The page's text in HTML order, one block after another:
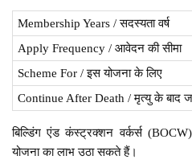
Membership Years / सदस्यता वर्ष
Apply Frequency / आवेदन की सीमा
Scheme For / इस योजना के लिए
Continue After Death / मृत्यु के बाद
बिल्डिंग एंड कंस्ट्रक्शन वर्कर्स
योजना का लाभ उठा सकते हैं।